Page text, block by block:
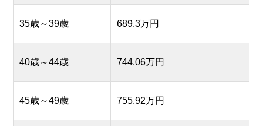
35歳～39歳 689.3万円
40歳～44歳 744.06万円
45歳～49歳 755.92万円